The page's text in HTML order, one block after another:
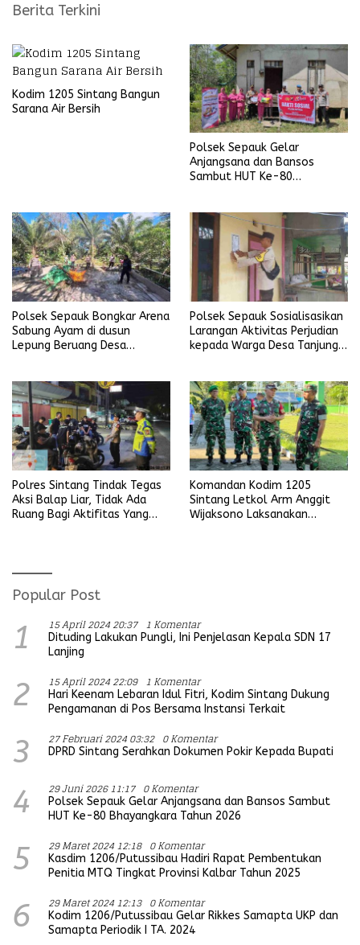
Berita Terkini
Kodim 1205 Sintang Bangun
Sarana Air Bersih
Polsek Sepauk Gelar
Anjangsana dan Bansos
Sambut HUT Ke-80
Polsek Sepauk Bongkar Arena
Sabung Ayam di dusun
Lepung Beruang Desa
Polsek Sepauk Sosialisasikan
Larangan Aktivitas Perjudian
kepada Warga Desa Tanjung
Polres Sintang Tindak Tegas
Aksi Balap Liar, Tidak Ada
Ruang Bagi Aktifitas Yang
Komandan Kodim 1205
Sintang Letkol Arm Anggit
Wijaksono Laksanakan
Popular Post
1 15 April 2024 20:37 1 Komentar
Dituding Lakukan Pungli, Ini Penjelasan Kepala SDN 17
Lanjing
2 15 April 2024 22:09 1 Komentar
Hari Keenam Lebaran Idul Fitri, Kodim Sintang Dukung
Pengamanan di Pos Bersama Instansi Terkait
3 27 Februari 2024 03:32 0 Komentar
DPRD Sintang Serahkan Dokumen Pokir Kepada Bupati
4 29 Juni 2026 11:17 0 Komentar
Polsek Sepauk Gelar Anjangsana dan Bansos Sambut
HUT Ke-80 Bhayangkara Tahun 2026
5 29 Maret 2024 12:18 0 Komentar
Kasdim 1206/Putussibau Hadiri Rapat Pembentukan
Penitia MTQ Tingkat Provinsi Kalbar Tahun 2025
6 29 Maret 2024 12:13 0 Komentar
Kodim 1206/Putussibau Gelar Rikkes Samapta UKP dan
Samapta Periodik I TA. 2024